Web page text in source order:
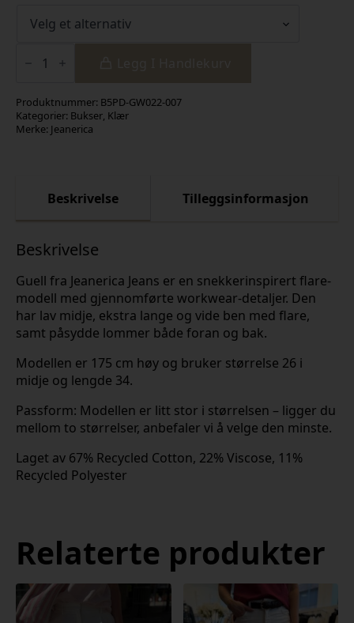
Jeans
Produktnummer: B5PD-GW022-007
Kategorier: Bukser, Klær
Merke: Jeanerica
Beskrivelse Tilleggsinformasjon
Beskrivelse
Guell fra Jeanerica Jeans er en snekkerinspirert flare-
modell med gjennomførte workwear-detaljer. Den
har lav midje, ekstra lange og vide ben med flare,
samt påsydde lommer både foran og bak.
Modellen er 175 cm høy og bruker størrelse 26 i
midje og lengde 34.
Passform: Modellen er litt stor i størrelsen – ligger du
mellom to størrelser, anbefaler vi å velge den minste.
Laget av 67% Recycled Cotton, 22% Viscose, 11%
Recycled Polyester
Relaterte produkter